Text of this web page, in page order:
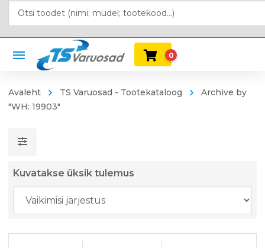
0
Avaleht TS Varuosad - Tootekataloog
Archive by
"WH: 19903"
Kuvatakse üksik tulemus